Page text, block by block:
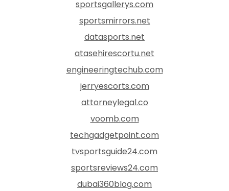
sportsgallerys.com
sportsmirrors.net
datasports.net
atasehirescortu.net
engineeringtechub.com
jerryescorts.com
attorneylegal.co
voomb.com
techgadgetpoint.com
tvsportsguide24.com
sportsreviews24.com
dubai360blog.com